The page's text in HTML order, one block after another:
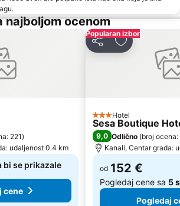
Ali Pasha Fortress
Agia Mavra
najboljom ocenom
221)
udaljenost 0.4 km
bi se prikazale
cene
Popularan izbor
Deli Dodati u
3 Zvezdice
Hotel
Sesa Boutique
9,0 Odlično (broj
Kanali, Centar grada:
od 152 €
Pogledaj cene sa 5
Pogledaj